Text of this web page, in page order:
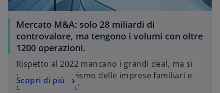
Mercato M&A: solo 28 miliardi di
controvalore, ma tengono i volumi con oltre
1200 operazioni.
Rispetto al 2022 mancano i grandi deal, ma si
conferma l’attivismo delle imprese familiari e
del 'mid-market'
Scopri di più